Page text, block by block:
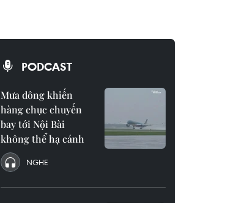
PODCAST
Mưa dông khiến
hàng chục chuyến
bay tới Nội Bài
không thể hạ cánh
NGHE